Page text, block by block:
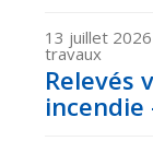
13 juillet 2026
travaux
Relevés